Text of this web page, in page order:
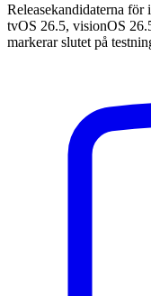
Releasekandidaterna
tvOS 26.5, visionOS
markerar slutet på